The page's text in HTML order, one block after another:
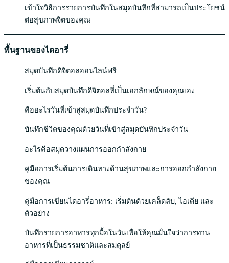
เข้าใจวิธีการรายการบันทึกในสมุดบันทึกที่สามารถเป็นประโยชน์
ต่อสุขภาพจิตของคุณ
พื้นฐานของไดอารี่
สมุดบันทึกดิจิตอลออนไลน์ฟรี
เริ่มต้นกับสมุดบันทึกดิจิตอลที่เป็นเอกลักษณ์ของคุณเอง
คืออะไรวันที่เข้าสู่สมุดบันทึกประจำวัน?
บันทึกชีวิตของคุณด้วยวันที่เข้าสู่สมุดบันทึกประจำวัน
อะไรคือสมุดวางแผนการออกกำลังกาย
คู่มือการเริ่มต้นการเดินทางด้านสุขภาพและการออกกำลังกาย
ของคุณ
คู่มือการเขียนไดอารี่อาหาร: เริ่มต้นด้วยเคล็ดลับ, ไอเดีย และ
ตัวอย่าง
บันทึกรายการอาหารทุกมื้อในวันเพื่อให้คุณมั่นใจว่าการทาน
อาหารที่เป็นธรรมชาติและสมดุลย์